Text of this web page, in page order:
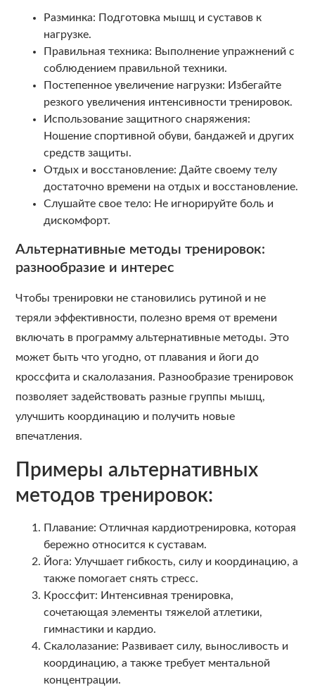
Разминка: Подготовка мышц и суставов к
нагрузке.
Правильная техника: Выполнение упражнений с
соблюдением правильной техники.
Постепенное увеличение нагрузки: Избегайте
резкого увеличения интенсивности тренировок.
Использование защитного снаряжения:
Ношение спортивной обуви, бандажей и других
средств защиты.
Отдых и восстановление: Дайте своему телу
достаточно времени на отдых и восстановление.
Слушайте свое тело: Не игнорируйте боль и
дискомфорт.
Альтернативные методы тренировок:
разнообразие и интерес
Чтобы тренировки не становились рутиной и не
теряли эффективности, полезно время от времени
включать в программу альтернативные методы. Это
может быть что угодно, от плавания и йоги до
кроссфита и скалолазания. Разнообразие тренировок
позволяет задействовать разные группы мышц,
улучшить координацию и получить новые
впечатления.
Примеры альтернативных
методов тренировок:
Плавание: Отличная кардиотренировка, которая
бережно относится к суставам.
Йога: Улучшает гибкость, силу и координацию, а
также помогает снять стресс.
Кроссфит: Интенсивная тренировка,
сочетающая элементы тяжелой атлетики,
гимнастики и кардио.
Скалолазание: Развивает силу, выносливость и
координацию, а также требует ментальной
концентрации.